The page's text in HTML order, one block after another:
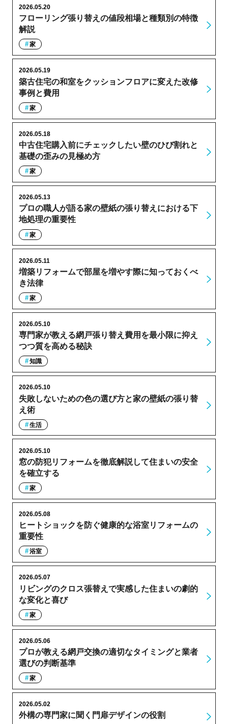
フローリング張り替えの値段相場と種類別の特徴
解説
2026.05.20
家
築古住宅の和室をクッションフロアに変えた改修
事例と費用
2026.05.19
家
中古住宅購入前にチェックしたい壁のひび割れと
基礎の歪みの見極め方
2026.05.18
家
プロの職人が語る家の壁紙の張り替えにおける下
地処理の重要性
2026.05.13
家
増築リフォームで部屋を増やす際に知っておくべ
き法律
2026.05.11
家
専門家が教える網戸張り替え費用を最小限に抑え
つつ質を高める秘訣
2026.05.10
知識
失敗しないための色の選び方と家の壁紙の張り替
え術
2026.05.10
生活
窓の防犯リフォームを徹底解説して住まいの安全
を確立する
2026.05.10
家
ヒートショックを防ぐ健康的な浴室リフォームの
重要性
2026.05.08
浴室
リビングのクロス張替えで実感した住まいの劇的
な変化と喜び
2026.05.07
家
プロが教える網戸交換の適切なタイミングと業者
選びの判断基準
2026.05.06
家
外構の専門家に聞く門扉デザインの役割
2026.05.02